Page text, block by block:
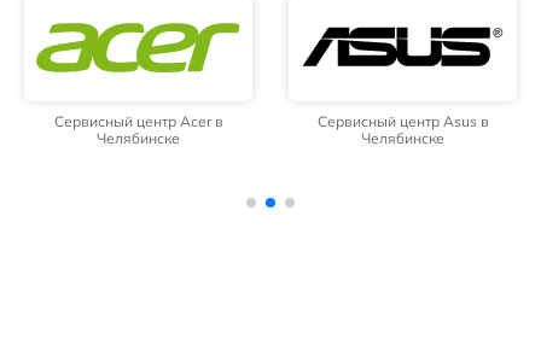
Сервисный центр Acer в
Челябинске
Сервисный центр Asus в
Челябинске